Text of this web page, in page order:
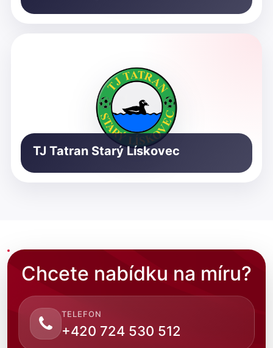
TJ Tatran Starý Lískovec
Chcete nabídku na míru?
TELEFON
+420 724 530 512